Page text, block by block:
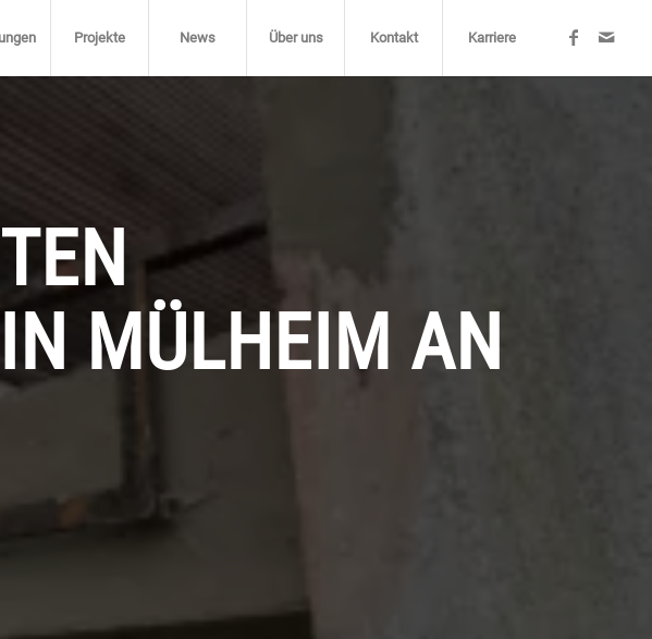
Projekte News Über uns Kontakt Karriere
MÜLHEIM AN